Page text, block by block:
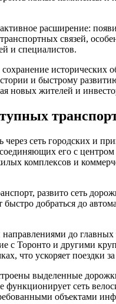
расширение:
связей,
и специалистов.
исторических
и быстрому
новых жителей и
через сеть городских и
его с
комплексов и
развито сеть
добраться до
до главных
с Торонто и другими
что ускоряет поездки
выделенные
функционирует сеть
объектами